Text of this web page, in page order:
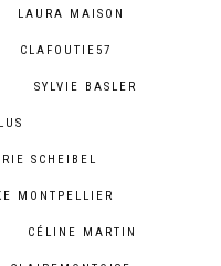
LAURA MAISON
CLAFOUTIE57
SYLVIE BASLER
SCHEIBEL
MONTPELLIER
CÉLINE MARTIN